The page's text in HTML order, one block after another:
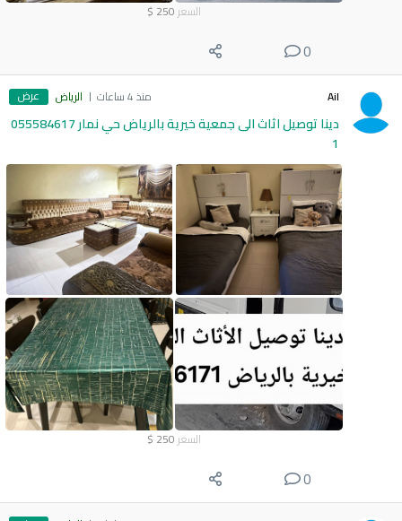
السعر 250
$
0
Ail منذ 4 ساعات الرياض عرض
دينا توصيل اثاث الى جمعية خيرية بالرياض حي نمار 055584617
1
السعر 250
$
0